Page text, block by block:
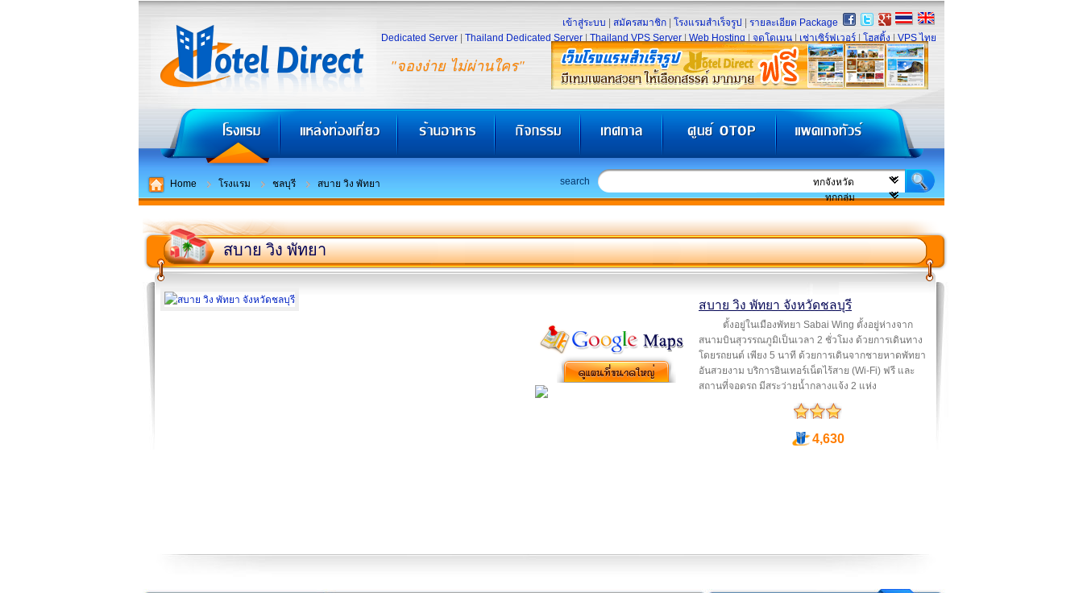
"จองง่าย ไม่ผ่านใคร"
เข้าสู่ระบบ สมัครสมาชิก โรงแรมสำเร็จรูป
รายละเอียด Package
Dedicated Server
Thailand Dedicated Server Thailand VPS Server Web Hosting จดโดเมน เช่าเซิร์ฟเวอร์ โฮสติ้ง VPS ไทย
Home โรงแรม ชลบุรี สบาย วิง พัทยา search
สบาย วิง พัทยา
สบาย วิง พัทยา จังหวัดชลบุรี
ตั้งอยู่ในเมืองพัทยา Sabai Wing ตั้งอยู่ห่างจาก
สนามบินสุวรรณภูมิเป็นเวลา 2 ชั่วโมง ด้วยการเดินทาง
โดยรถยนต์ เพียง 5 นาที ด้วยการเดินจากชายหาดพัทยา
อันสวยงาม บริการอินเทอร์เน็ตไร้สาย (Wi-Fi) ฟรี และ
สถานที่จอดรถ มีสระว่ายน้ำกลางแจ้ง 2 แห่ง
4,630